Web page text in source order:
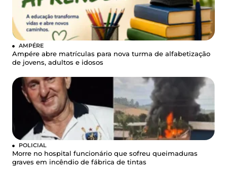
AMPÉRE
Ampére abre matrículas para nova turma de alfabetização
de jovens, adultos e idosos
POLICIAL
Morre no hospital funcionário que sofreu queimaduras
graves em incêndio de fábrica de tintas